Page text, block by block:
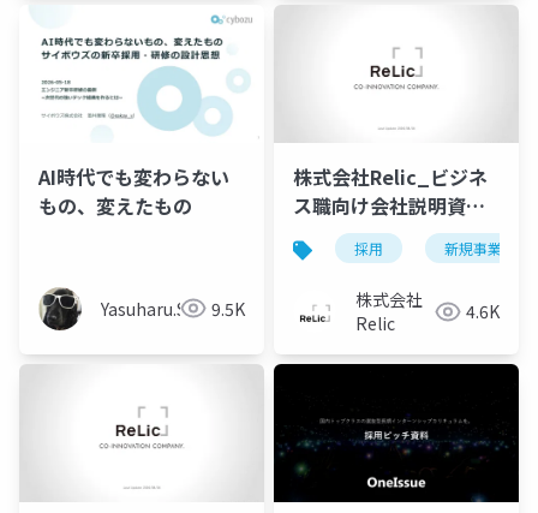
AI時代でも変わらない
もの、変えたもの
Yasuharu.S 9.5K
株式会社Relic_ビジネ
ス職向け会社説明資料
_v1.0.4採用 新規事業
株式会社
Relic
4.6K